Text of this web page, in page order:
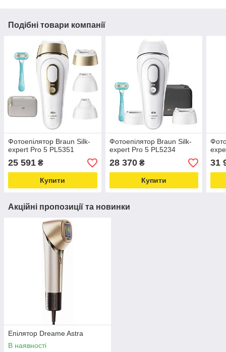
Подібні товари компанії
Фотоепілятор Braun Silk-
expert Pro 5 PL5351
25 591 ₴
Купити
Фотоепілятор Braun Silk-
expert Pro 5 PL5234
28 370₴
Купити
31
Акційні пропозиції та новинки
Епілятор Dreame Astra
В наявності